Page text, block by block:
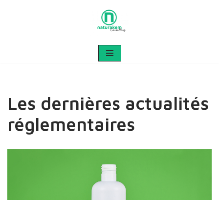
Les dernières actualités
réglementaires